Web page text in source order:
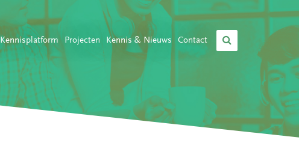
Kennisplatform Projecten Kennis & Nieuws Contact